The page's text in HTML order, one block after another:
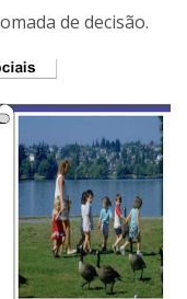
de decisão.